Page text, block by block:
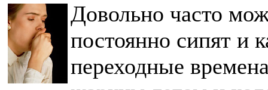
Довольно часто
постоянно сипят и
переходные